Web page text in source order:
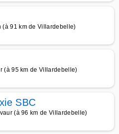
(à 91 km de Villardebelle)
(à 95 km de Villardebelle)
SBC
(à 96 km de Villardebelle)